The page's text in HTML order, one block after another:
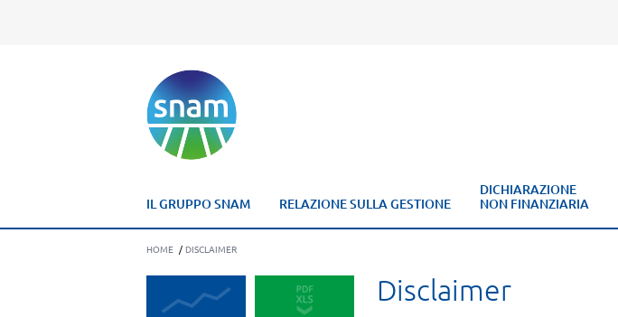
IL GRUPPO SNAM RELAZIONE SULLA GESTIONE
DICHIARAZIONE
NON FINANZIARIA
HOME / DISCLAIMER
Disclaimer